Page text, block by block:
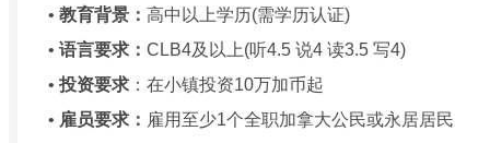
• 教育背景： 高中以上学历(需学历认证)
• 语言要求： CLB4及以上(听4.5 说4 读3.5 写4)
• 投资要求 ：在小镇投资10万加币起
• 雇员要求： 雇用至少1个全职加拿大公民或永居居民